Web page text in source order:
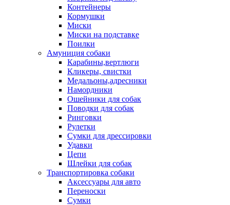
Контейнеры
Кормушки
Миски
Миски на подставке
Поилки
Амуниция собаки
Карабины,вертлюги
Кликеры, свистки
Медальоны,адресники
Намордники
Ошейники для собак
Поводки для собак
Ринговки
Рулетки
Сумки для дрессировки
Удавки
Цепи
Шлейки для собак
Транспортировка собаки
Аксессуары для авто
Переноски
Сумки